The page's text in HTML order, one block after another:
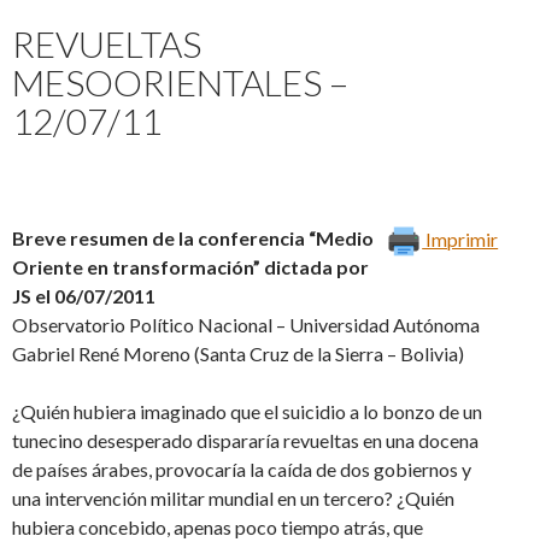
REVUELTAS
MESOORIENTALES –
12/07/11
Imprimir
Breve resumen de la conferencia “Medio
Oriente en transformación” dictada por
JS el 06/07/2011
Observatorio Político Nacional – Universidad Autónoma
Gabriel René Moreno (Santa Cruz de la Sierra – Bolivia)
¿Quién hubiera imaginado que el suicidio a lo bonzo de un
tunecino desesperado dispararía revueltas en una docena
de países árabes, provocaría la caída de dos gobiernos y
una intervención militar mundial en un tercero? ¿Quién
hubiera concebido, apenas poco tiempo atrás, que